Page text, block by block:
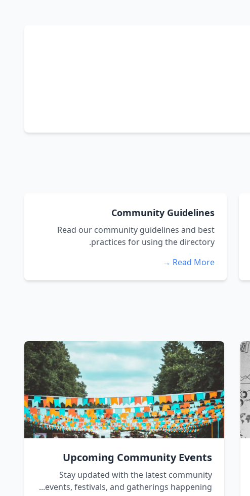
Community Guidelines
Read our community guidelines and best
practices for using the directory.
Read More →
Upcoming Community Events
Stay updated with the latest community
events, festivals, and gatherings happening...